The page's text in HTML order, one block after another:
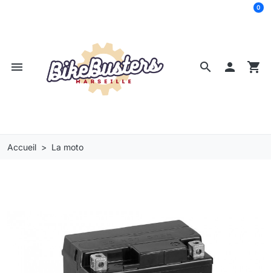
search
menu  shopping_cart
0
Accueil La moto